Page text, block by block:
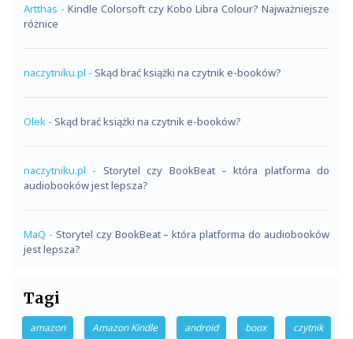
Artthas - Kindle Colorsoft czy Kobo Libra Colour? Najważniejsze
różnice
naczytniku.pl - Skąd brać książki na czytnik e-booków?
Olek - Skąd brać książki na czytnik e-booków?
naczytniku.pl - Storytel czy BookBeat – która platforma do
audiobooków jest lepsza?
MaQ - Storytel czy BookBeat – która platforma do audiobooków
jest lepsza?
Tagi
amazon Amazon Kindle android boox czytnik